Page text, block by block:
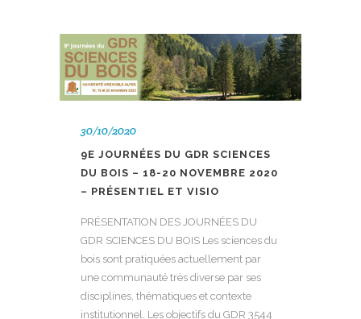
30/10/2020
9E JOURNÉES DU GDR SCIENCES
DU BOIS – 18-20 NOVEMBRE 2020
– PRÉSENTIEL ET VISIO
PRÉSENTATION DES JOURNÉES DU
GDR SCIENCES DU BOIS Les sciences du
bois sont pratiquées actuellement par
une communauté très diverse par ses
disciplines, thématiques et contexte
institutionnel. Les objectifs du GDR 3544